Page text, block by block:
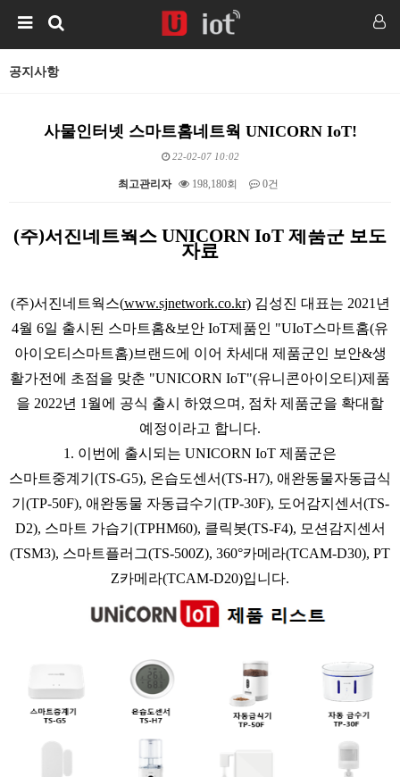
공지사항
사물인터넷 스마트홈네트웍 UNICORN IoT!
22-02-07 10:02
최고관리자 198,180회 0건
본문
(주)서진네트웍스 UNICORN IoT 제품군 보도
자료
(주)서진네트웍스(www.sjnetwork.co.kr)김성진 대표는 2021년
4월 6일 출시된 스마트홈&보안 IoT제품인 "UIoT스마트홈(유
아이오티스마트홈)브랜드에 이어 차세대 제품군인 보안&생
활가전에 초점을 맞춘 "UNICORN IoT"(유니콘아이오티)제품
을 2022년 1월에 공식 출시 하였으며, 점차 제품군을 확대할
예정이라고 합니다.
1. 이번에 출시되는 UNICORN IoT 제품군은
스마트중계기(TS-G5), 온습도센서(TS-H7), 애완동물자동급식
기(TP-50F), 애완동물 자동급수기(TP-30F), 도어감지센서(TS-
D2), 스마트 가습기(TPHM60), 클릭봇(TS-F4), 모션감지센서
(TSM3), 스마트플러그(TS-500Z), 360°카메라(TCAM-D30), PT
Z카메라(TCAM-D20)입니다.